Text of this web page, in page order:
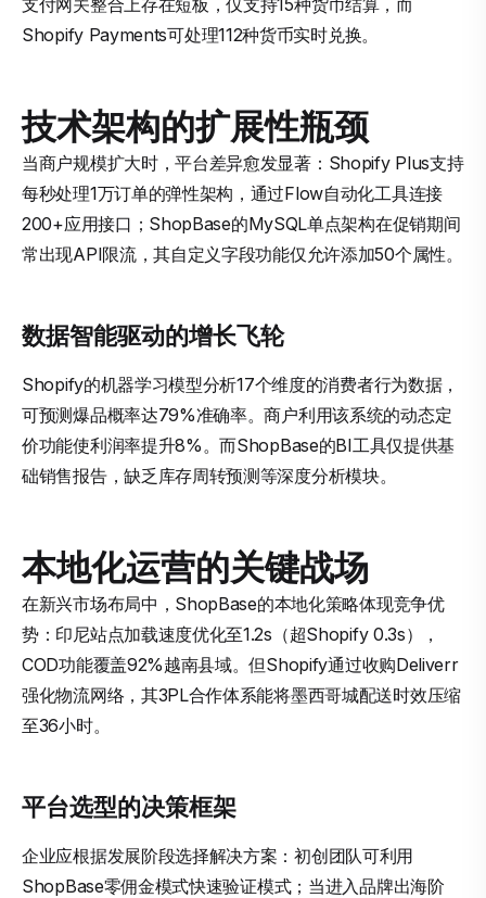
支付网关整合上存在短板，仅支持15种货币结算，而
Shopify Payments可处理112种货币实时兑换。
技术架构的扩展性瓶颈
当商户规模扩大时，平台差异愈发显著：Shopify Plus支持
每秒处理1万订单的弹性架构，通过Flow自动化工具连接
200+应用接口；ShopBase的MySQL单点架构在促销期间
常出现API限流，其自定义字段功能仅允许添加50个属性。
数据智能驱动的增长飞轮
Shopify的机器学习模型分析17个维度的消费者行为数据，
可预测爆品概率达79%准确率。商户利用该系统的动态定
价功能使利润率提升8%。而ShopBase的BI工具仅提供基
础销售报告，缺乏库存周转预测等深度分析模块。
本地化运营的关键战场
在新兴市场布局中，ShopBase的本地化策略体现竞争优
势：印尼站点加载速度优化至1.2s（超Shopify 0.3s），
COD功能覆盖92%越南县域。但Shopify通过收购Deliverr
强化物流网络，其3PL合作体系能将墨西哥城配送时效压缩
至36小时。
平台选型的决策框架
企业应根据发展阶段选择解决方案：初创团队可利用
ShopBase零佣金模式快速验证模式；当进入品牌出海阶